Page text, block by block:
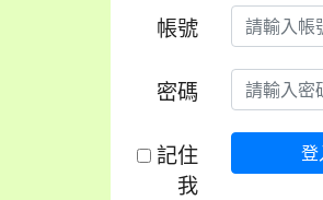
帳號
密碼
記住
我
登